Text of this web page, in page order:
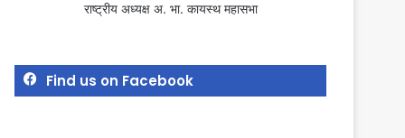
राष्ट्रीय अध्यक्ष अ. भा. कायस्थ महासभा
Find us on Facebook